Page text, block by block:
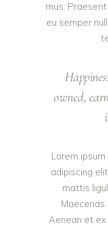
mus.
eu semper
owned,
Lorem
adipiscing
mattis
Aenean et